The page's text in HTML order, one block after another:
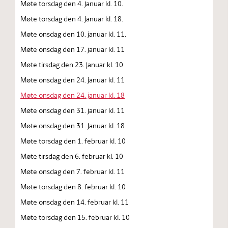
Møte torsdag den 4. januar kl. 10.
Møte torsdag den 4. januar kl. 18.
Møte onsdag den 10. januar kl. 11.
Møte onsdag den 17. januar kl. 11
Møte tirsdag den 23. januar kl. 10
Møte onsdag den 24. januar kl. 11
Møte onsdag den 24. januar kl. 18
Møte onsdag den 31. januar kl. 11
Møte onsdag den 31. januar kl. 18
Møte torsdag den 1. februar kl. 10
Møte tirsdag den 6. februar kl. 10
Møte onsdag den 7. februar kl. 11
Møte torsdag den 8. februar kl. 10
Møte onsdag den 14. februar kl. 11
Møte torsdag den 15. februar kl. 10